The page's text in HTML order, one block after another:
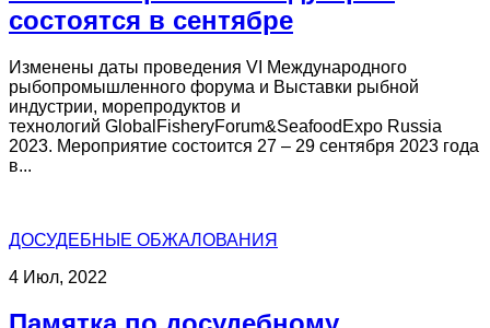
состоятся в сентябре
Изменены даты проведения VI Международного
рыбопромышленного форума и Выставки рыбной
индустрии, морепродуктов и
технологий GlobalFisheryForum&SeafoodExpo Russia
2023. Мероприятие состоится 27 – 29 сентября 2023 года
в...
ДОСУДЕБНЫЕ ОБЖАЛОВАНИЯ
4 Июл, 2022